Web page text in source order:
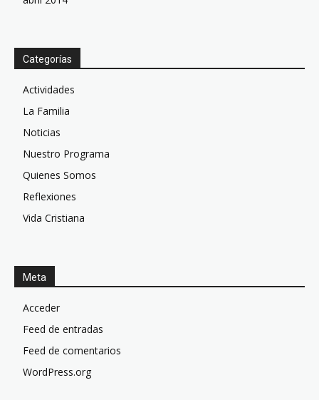
Categorías
Actividades
La Familia
Noticias
Nuestro Programa
Quienes Somos
Reflexiones
Vida Cristiana
Meta
Acceder
Feed de entradas
Feed de comentarios
WordPress.org